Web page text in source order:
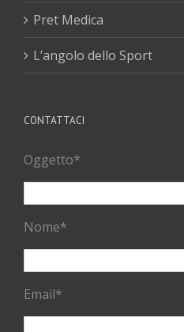
Pret Medica
L’angolo dello Sport
CONTATTACI
Oggetto*
Nome*
Email*